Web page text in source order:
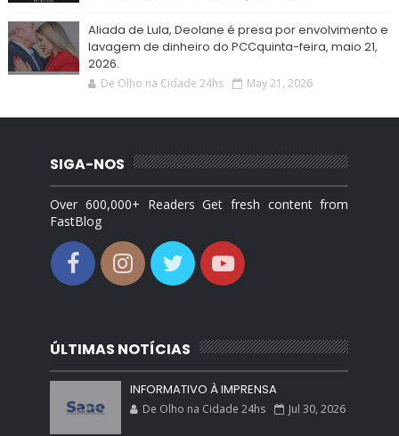
Aliada de Lula, Deolane é presa por envolvimento e
lavagem de dinheiro do PCCquinta-feira, maio 21,
2026.
De Olho na Cidade 24hs May 21, 2026
SIGA-NOS
Over 600,000+ Readers Get fresh content from
FastBlog
ÚLTIMAS NOTÍCIAS
INFORMATIVO À IMPRENSA
De Olho na Cidade 24hs Jul 30, 2026